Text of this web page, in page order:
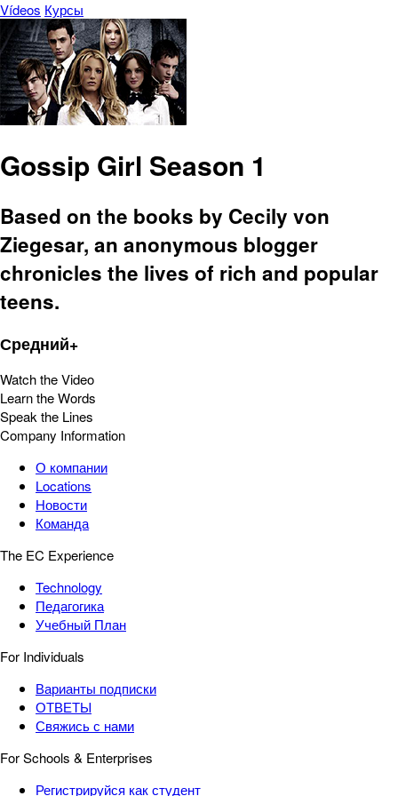
Vídeos Курсы
Gossip Girl Season 1
Based on the books by Cecily von
Ziegesar, an anonymous blogger
chronicles the lives of rich and popular
teens.
Средний+
Watch the Video
Learn the Words
Speak the Lines
Company Information
О компании
Locations
Новости
Команда
The EC Experience
Technology
Педагогика
Учебный План
For Individuals
Варианты подписки
ОТВЕТЫ
Свяжись с нами
For Schools & Enterprises
Регистрируйся как студент